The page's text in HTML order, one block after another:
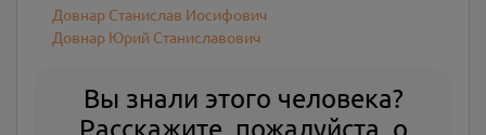
Довнар Станислав Иосифович
Довнар Юрий Станиславович
Вы знали этого человека?
Расскажите, пожалуйста, о